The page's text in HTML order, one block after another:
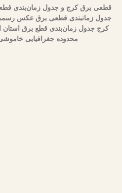
قطعی برق کرج و جدول زمان‌بندی
جدول زمانبندی قطعی برق عکس
کرج جدول زمان‌بندی قطع برق
محدوده جغرافیایی